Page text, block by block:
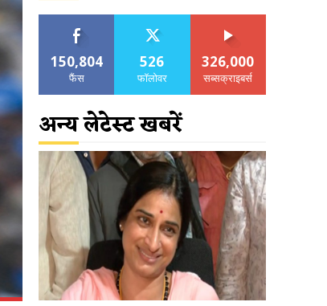
150,804
फैंस
526
फॉलोवर
326,000
सब्सक्राइबर्स
अन्य लेटेस्ट खबरें